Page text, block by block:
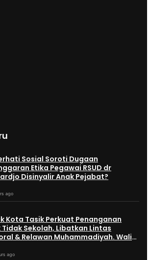
Sosial Soroti Dugaan
Etika Pegawai RSUD dr
Disinyalir Anak Pejabat?
ago
Kota Tasik Perkuat Penanganan
Tidak Sekolah, Libatkan Lintas
& Relawan Muhammadiyah. Wali
ago